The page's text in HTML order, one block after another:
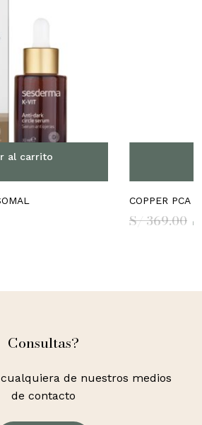
productos en el
carrito.
al carrito
COPPER PCA
S/369.00
Consultas?
de nuestros medios
de contacto